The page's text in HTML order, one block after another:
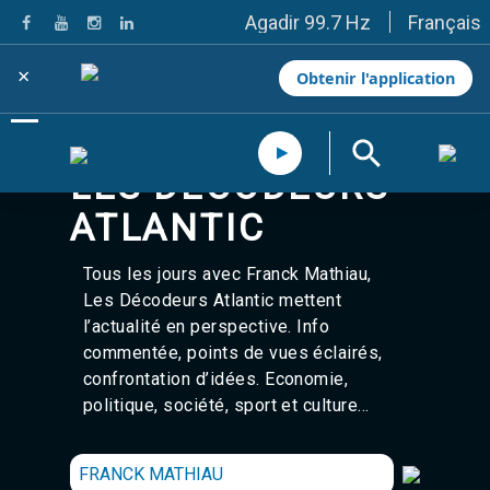
Agadir 99.7 Hz
Tanger 103.3 Hz
Tétouan 87.8 Hz
Fès 98.8 Hz
Meknès 97.2 Hz
El Jadida 97.3
Settat 104,6
Essaouira 96.6
Taounate 95.6
Tiznit 103.1
SkhourRhamna 92.2
Taroudant 104.9
Guelmim 91.9
Tan-Tan 95.2
Tafraout 104.9
Rabat, Salé 106.9 Hz
Marrakech 90.5 Hz
Français
× Obtenir l'application
LES DÉCODEURS
ATLANTIC
Tous les jours avec Franck Mathiau,
Les Décodeurs Atlantic mettent
l’actualité en perspective. Info
commentée, points de vues éclairés,
confrontation d’idées. Economie,
politique, société, sport et culture…
FRANCK MATHIAU